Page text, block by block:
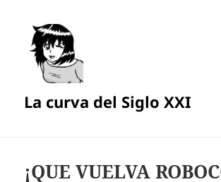
La curva del Siglo XXI
¡QUE VUELVA